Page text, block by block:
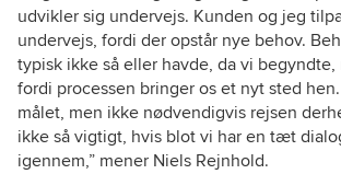
udvikler sig undervejs. Kunden og jeg
undervejs, fordi der opstår nye behov.
typisk ikke så eller havde, da vi begyndte,
fordi processen bringer os et nyt sted
målet, men ikke nødvendigvis rejsen
ikke så vigtigt, hvis blot vi har en tæt
igennem,” mener Niels Rejnhold.